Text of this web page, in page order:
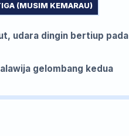
(MUSIM KEMARAU)
udara dingin bertiup pada
gelombang kedua